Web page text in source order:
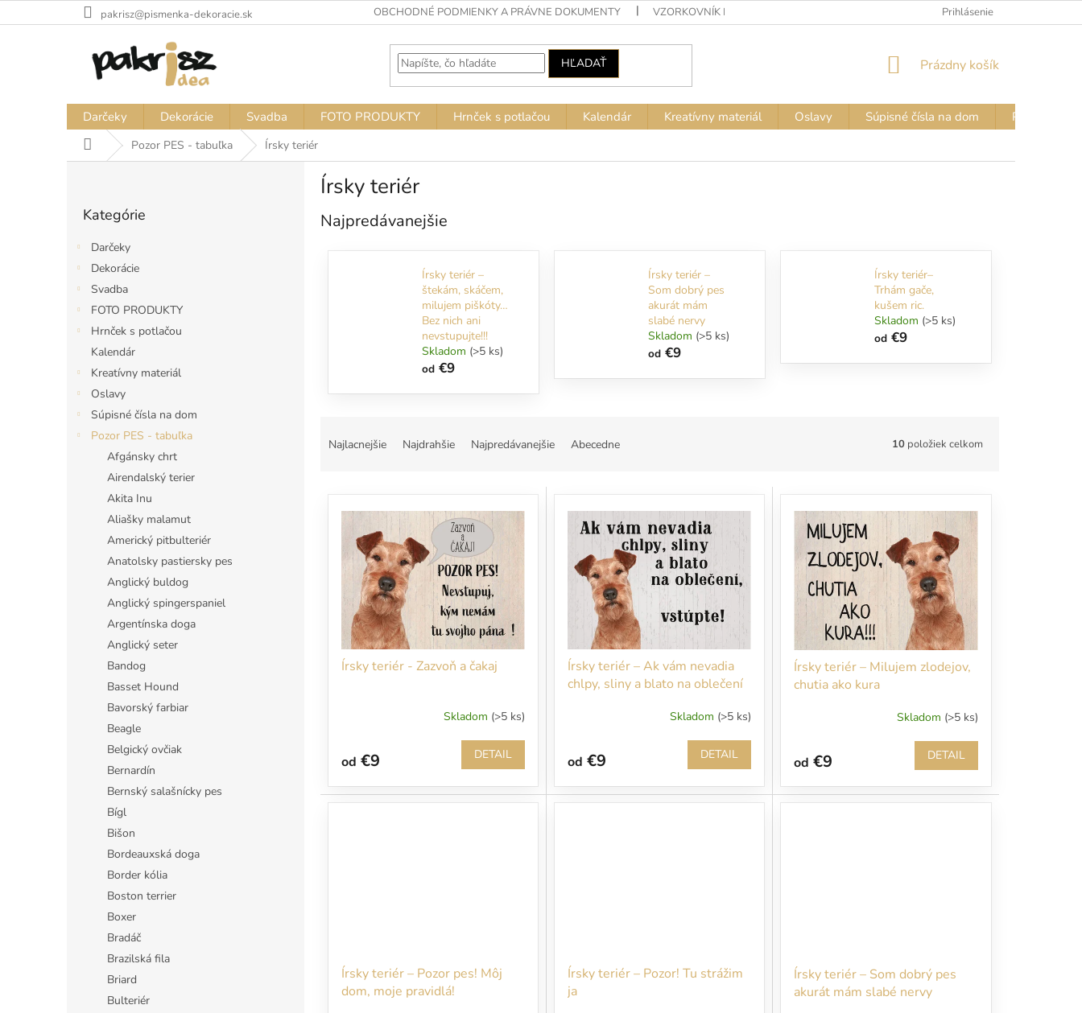
na
pakrisz@pismenka-dekoracie.sk OBCHODNÉ PODMIENKY A PRÁVNE DOKUMENTY VZORKOVNÍK FARIEB VZORKOVNÍK FARIEB – NÁPISY NA TRIČKÁ
Prihlásenie
HĽADAŤ
NÁKUPNÝ
Prázdny košík
Darčeky Dekorácie Svadba FOTO PRODUKTY Hrnček s potlačou Kalendár Kreatívny materiál Oslavy Súpisné čísla na dom Pozor PES -
DomovPozor PES - tabuľka Írsky teriér
kategórie
Kategórie
Darčeky
Dekorácie
Svadba
FOTO PRODUKTY
Hrnček s potlačou
Kalendár
Kreatívny materiál
Oslavy
Súpisné čísla na dom
Pozor PES - tabuľka
Afgánsky chrt
Airendalský terier
Akita Inu
Aliašky malamut
Americký pitbulteriér
Anatolsky pastiersky pes
Anglický buldog
Anglický spingerspaniel
Argentínska doga
Anglický seter
Bandog
Basset Hound
Bavorský farbiar
Beagle
Belgický ovčiak
Bernardín
Bernský salašnícky pes
Bígl
Bišon
Bordeauxská doga
Border kólia
Boston terrier
Boxer
Bradáč
Brazilská fila
Briard
Bulteriér
Írsky teriér
Najpredávanejšie
Írsky teriér –
štekám, skáčem,
milujem piškóty…
Bez nich ani
nevstupujte!!!
Skladom (>5 ks)
od €9
Írsky teriér –
Som dobrý pes
akurát mám
slabé nervy
Skladom (>5 ks)
od€9
Írsky teriér–
Trhám gače,
kušem ric.
Skladom (>5 ks)
od€9
n
Najlacnejšie Najdrahšie Najpredávanejšie Abecedne 10 položiek celkom
V
Írsky teriér - Zazvoň a čakaj
Skladom (>5 ks)
od €9 DETAIL
Írsky teriér – Ak vám nevadia
chlpy, sliny a blato na oblečení
Skladom (>5 ks)
od €9 DETAIL
Írsky teriér – Milujem zlodejov,
chutia ako kura
Skladom (>5 ks)
od €9 DETAIL
Írsky teriér – Pozor pes! Môj
dom, moje pravidlá!
Írsky teriér – Pozor! Tu strážim
ja
Írsky teriér – Som dobrý pes
akurát mám slabé nervy